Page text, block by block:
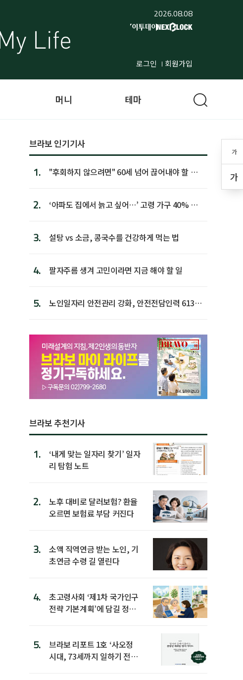
2026.08.08
로그인 회원가입
가
가
머니 테마
브라보 인기기사
1.
"후회하지 않으려면" 60세 넘어 끊어내야 할 사
2.
‘아파도 집에서 늙고 싶어…’ 고령 가구 40% 노
3. 설탕 vs 소금, 콩국수를 건강하게 먹는 법
4. 팔자주름 생겨 고민이라면 지금 해야 할 일
5.
노인일자리 안전관리 강화, 안전전담인력 613명
브라보 추천기사
1.
‘내게 맞는 일자리 찾기’ 일자
리 탐험 노트
2.
노후 대비로 달러보험? 환율
오르면 보험료 부담 커진다
3.
소액 직역연금 받는 노인, 기
초연금 수령 길 열린다
4.
초고령사회 ‘제1차 국가인구
전략 기본계획’에 담길 정책
5.
브라보 리포트 1호 ‘사오정
시대, 73세까지 일하기 전략’